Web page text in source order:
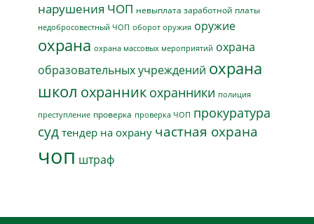
нарушения ЧОП невыплата заработной платы
недобросовестный ЧОП оборот оружия оружие
охрана охрана массовых мероприятий охрана
образовательных учреждений охрана
школ охранник охранники полиция
преступление проверка проверка ЧОП прокуратура
суд тендер на охрану частная охрана
чоп штраф